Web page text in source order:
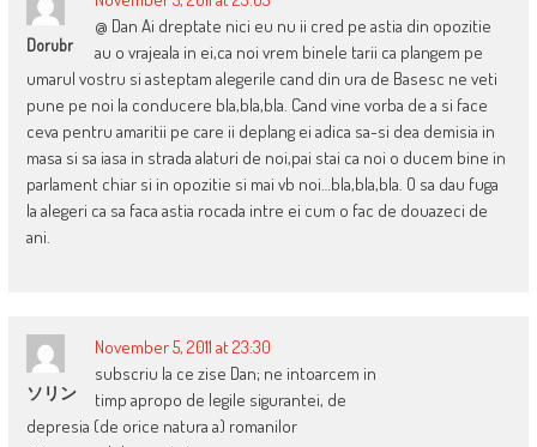
Dorubr
@ Dan Ai dreptate nici eu nu ii cred pe astia din opozitie
au o vrajeala in ei,ca noi vrem binele tarii ca plangem pe
umarul vostru si asteptam alegerile cand din ura de Basesc ne veti
pune pe noi la conducere bla,bla,bla. Cand vine vorba de a si face
ceva pentru amaritii pe care ii deplang ei adica sa-si dea demisia in
masa si sa iasa in strada alaturi de noi,pai stai ca noi o ducem bine in
parlament chiar si in opozitie si mai vb noi…bla,bla,bla. O sa dau fuga
la alegeri ca sa faca astia rocada intre ei cum o fac de douazeci de
ani.
ソリン
November 5, 2011 at 23:30
subscriu la ce zise Dan; ne intoarcem in
timp apropo de legile sigurantei, de
depresia (de orice natura a) romanilor